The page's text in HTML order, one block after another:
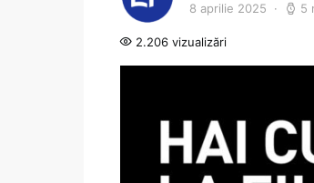
8 aprilie 2025 5
2.206 vizualizări